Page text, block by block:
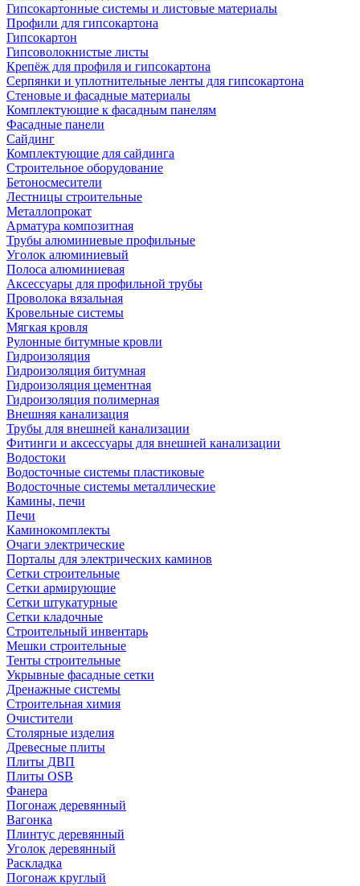
Гипсокартонные системы и листовые материалы
Профили для гипсокартона
Гипсокартон
Гипсоволокнистые листы
Крепёж для профиля и гипсокартона
Серпянки и уплотнительные ленты для гипсокартона
Стеновые и фасадные материалы
Комплектующие к фасадным панелям
Фасадные панели
Сайдинг
Комплектующие для сайдинга
Строительное оборудование
Бетоносмесители
Лестницы строительные
Металлопрокат
Арматура композитная
Трубы алюминиевые профильные
Уголок алюминиевый
Полоса алюминиевая
Аксессуары для профильной трубы
Проволока вязальная
Кровельные системы
Мягкая кровля
Рулонные битумные кровли
Гидроизоляция
Гидроизоляция битумная
Гидроизоляция цементная
Гидроизоляция полимерная
Внешняя канализация
Трубы для внешней канализации
Фитинги и аксессуары для внешней канализации
Водостоки
Водосточные системы пластиковые
Водосточные системы металлические
Камины, печи
Печи
Каминокомплекты
Очаги электрические
Порталы для электрических каминов
Сетки строительные
Сетки армирующие
Сетки штукатурные
Сетки кладочные
Строительный инвентарь
Мешки строительные
Тенты строительные
Укрывные фасадные сетки
Дренажные системы
Строительная химия
Очистители
Столярные изделия
Древесные плиты
Плиты ДВП
Плиты OSB
Фанера
Погонаж деревянный
Вагонка
Плинтус деревянный
Уголок деревянный
Раскладка
Погонаж круглый